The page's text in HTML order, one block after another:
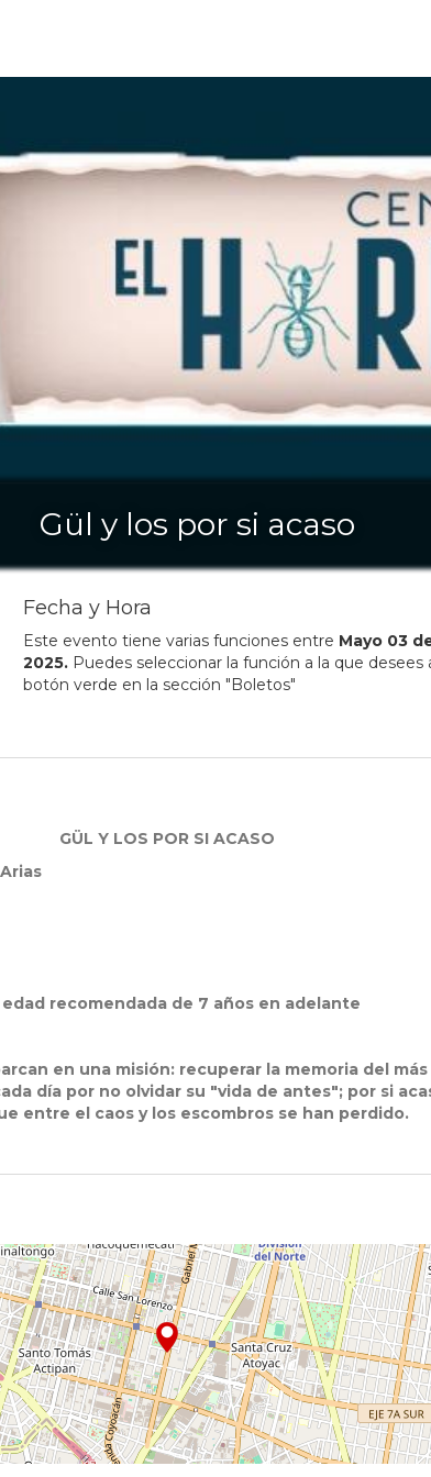
Gül y los por si acaso
Fecha y Hora
Este evento tiene varias funciones entre Mayo 03
2025.Puedes seleccionar la función a la que desees
botón verde en la sección "Boletos"
GÜL Y LOS POR SI ACASO
recomendada de 7 años en adelante
en una misión: recuperar la memoria del
día por no olvidar su "vida de antes"; por si
entre el caos y los escombros se han perdido.